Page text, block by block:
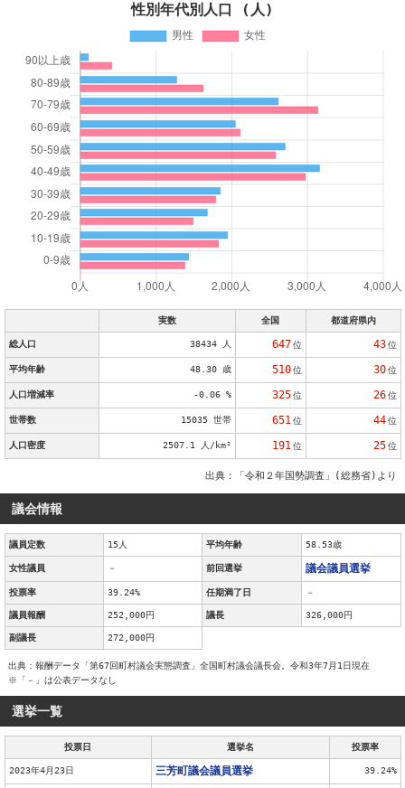
性別年代別人口 (人)
実数 全国 都道府県内
総人口 38434 人 647 位 43 位
平均年齢 48.30 歳 510 位 30 位
人口増減率 -0.06 % 325 位 26 位
世帯数 15035 世帯 651 位 44 位
人口密度 2507.1 人/km² 191 位 25 位
出典：「令和２年国勢調査」(総務省)より
議会情報
議員定数 15人 平均年齢 58.53歳
女性議員 － 前回選挙 議会議員選挙
投票率 39.24% 任期満了日 －
議員報酬 252,000円 議長 326,000円
副議長 272,000円
出典：報酬データ「第67回町村議会実態調査」全国町村議会議長会。令和3年7月1日現在
※「－」は公表データなし
選挙一覧
投票日 選挙名 投票率
2023年4月23日 三芳町議会議員選挙 39.24%